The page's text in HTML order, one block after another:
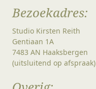
Bezoekadres:
Studio Kirsten Reith
Gentiaan 1A
7483 AN Haaksbergen
(uitsluitend op afspraak)